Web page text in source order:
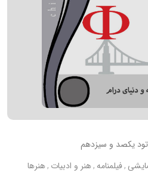
یکصد و سیزدهم
فیلمنامه هنر و ادبیات هنرها